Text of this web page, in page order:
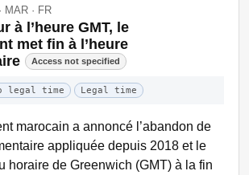
MAR · FR
à l’heure GMT, le
met fin à l’heure
Access not specified
legal time Legal time
marocain a annoncé l’abandon de
appliquée depuis 2018 et le
horaire de Greenwich (GMT) à la fin